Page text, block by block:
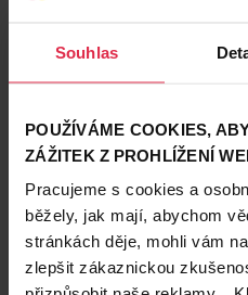
Souhlas
POUŽÍVÁME COOKIES,
ZÁŽITEK Z PROHLÍŽENÍ
Pracujeme s cookies a
běžely, jak mají, abychom
stránkách děje, mohli vám
zlepšit zákaznickou
Zdraví a lifestyle
5 potravin, které
Urychlete si shazování kil!
podpořit i správným
svého jídelníčku? Nejde jen
to, že některé potraviny
péče o pokožku Expert: RNDr.